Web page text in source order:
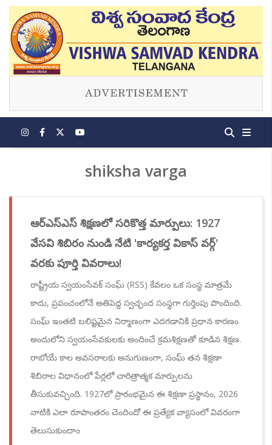
shiksha varga
ఆర్‌ఎస్‌ఎస్ శిక్షణలో సరికొత్త మార్పులు: 1927
వేసవి శిబిరం నుండి నేటి 'కార్యకర్త వికాస్ వర్గ్'
వరకు పూర్తి వివరాలు!
రాష్ట్రీయ స్వయంసేవక్ సంఘ్ (RSS) కేవలం ఒక సంస్థ మాత్రమే
కాదు, ప్రపంచంలోనే అతిపెద్ద స్వచ్ఛంద సంస్థగా గుర్తింపు పొందింది.
సంఘ్ ఇంతటి బలిష్టమైన నిర్మాణంగా ఎదగడానికి ప్రధాన కారణం
అందులోని స్వయంసేవకులకు అందించే క్రమశిక్షణతో కూడిన శిక్షణ.
రాబోయే కాల అవసరాలకు అనుగుణంగా, సంఘ్ తన శిక్షణా
శిబిరాల విధానంలో పేర్లలో చారిత్రాత్మక మార్పులను
తీసుకువచ్చింది. 1927లో ప్రారంభమైన ఈ శిక్షణా ప్రస్థానం, 2026
నాటికి ఎలా రూపాంతరం చెందిందో ఈ ప్రత్యేక వ్యాసంలో వివరంగా
తెలుసుకుందాం